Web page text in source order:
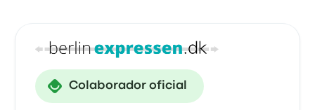
Colaborador oficial